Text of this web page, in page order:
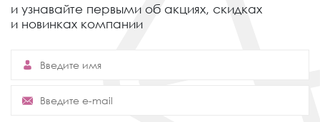
и узнавайте первыми об акциях, скидках
и новинках компании